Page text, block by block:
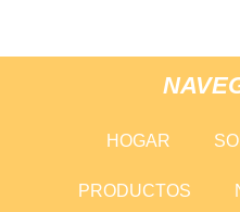
HOGAR
PRODUCTOS